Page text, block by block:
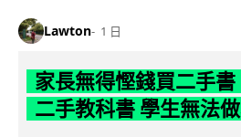
Lawton 1 日
家長無得慳錢買二手
二手教科書 學生無法